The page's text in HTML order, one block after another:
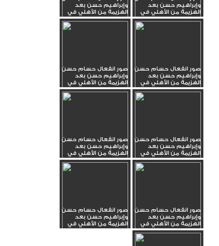
وإبراهيم حسن بعد
الهزيمة من الأهلي في
الدوري_9
وإبراهيم حسن بعد
الهزيمة من الأهلي في
الدوري_8
صور انفعال حسام حسن
وإبراهيم حسن بعد
الهزيمة من الأهلي في
الدوري_7
صور انفعال حسام حسن
وإبراهيم حسن بعد
الهزيمة من الأهلي في
الدوري_6
صور انفعال حسام حسن
وإبراهيم حسن بعد
الهزيمة من الأهلي في
الدوري_5
صور انفعال حسام حسن
وإبراهيم حسن بعد
الهزيمة من الأهلي في
الدوري_4
صور انفعال حسام حسن
وإبراهيم حسن بعد
الهزيمة من الأهلي في
الدوري_3
صور انفعال حسام حسن
وإبراهيم حسن بعد
الهزيمة من الأهلي في
الدوري_2